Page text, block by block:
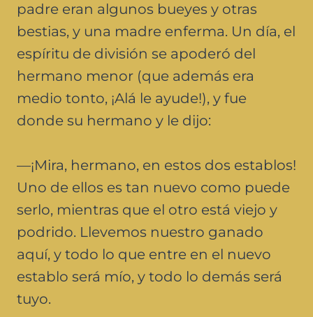
padre eran algunos bueyes y otras
bestias, y una madre enferma. Un día, el
espíritu de división se apoderó del
hermano menor (que además era
medio tonto, ¡Alá le ayude!), y fue
donde su hermano y le dijo:
—¡Mira, hermano, en estos dos establos!
Uno de ellos es tan nuevo como puede
serlo, mientras que el otro está viejo y
podrido. Llevemos nuestro ganado
aquí, y todo lo que entre en el nuevo
establo será mío, y todo lo demás será
tuyo.